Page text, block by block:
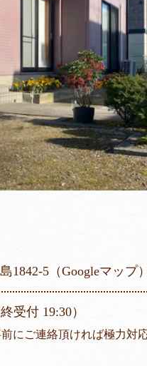
1842-5 （Googleマップ
受付 19:30）
にご連絡頂ければ極力対